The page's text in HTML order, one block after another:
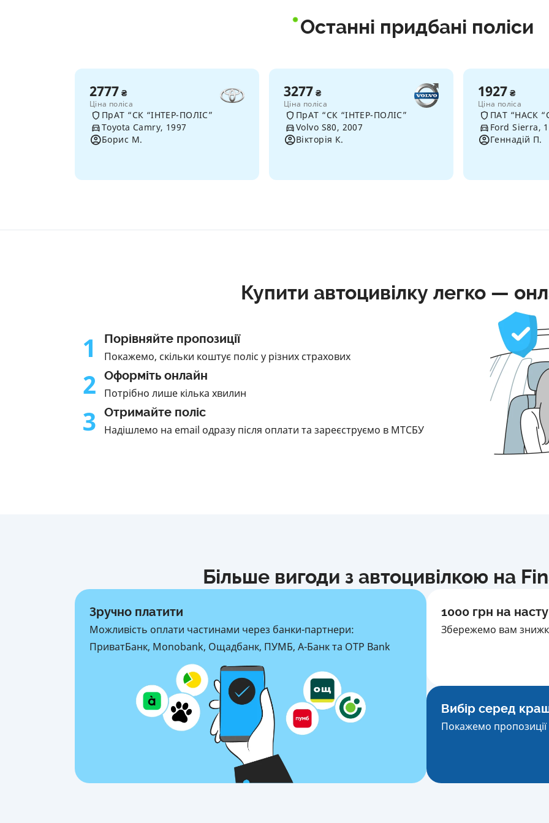
Останні придбані поліси
2777 ₴
Ціна поліса
ПрАТ “СК “ІНТЕР-ПОЛІС”
Toyota Camry, 1997
Борис М.
3277 ₴
Ціна поліса
ПрАТ “СК “ІНТЕР-ПОЛІС”
Volvo S80, 2007
Вікторія К.
1927 ₴
Ціна поліса
ПАТ “НАСК
Ford Sierra,
Геннадій П.
Купити автоцивілку легко —
1 Порівняйте пропозиції
Покажемо, скільки коштує поліс у різних страхових
2 Оформіть онлайн
Потрібно лише кілька хвилин
3 Отримайте поліс
Надішлемо на email одразу після оплати та зареєструємо в МТСБУ
Більше вигоди з автоцивілкою на
Зручно платити
Можливість оплати частинами через банки-партнери:
ПриватБанк, Monobank, Ощадбанк, ПУМБ, А-Банк та OTP Bank
1000 грн на
Збережемо вам
Вибір серед
Покажемо